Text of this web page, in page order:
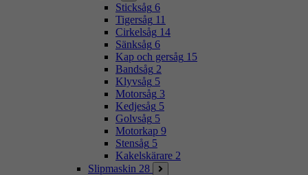
Sticksåg 6
Tigersåg 11
Cirkelsåg 14
Sänksåg 6
Kap och gersåg 15
Bandsåg 2
Klyvsåg 5
Motorsåg 3
Kedjesåg 5
Golvsåg 5
Motorkap 9
Stensåg 5
Kakelskärare 2
Slipmaskin 28